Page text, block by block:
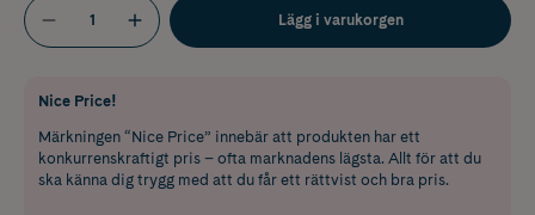
Lägg i varukorgen
Nice Price!
Märkningen “Nice Price” innebär att produkten har ett
konkurrenskraftigt pris – ofta marknadens lägsta. Allt för att du
ska känna dig trygg med att du får ett rättvist och bra pris.